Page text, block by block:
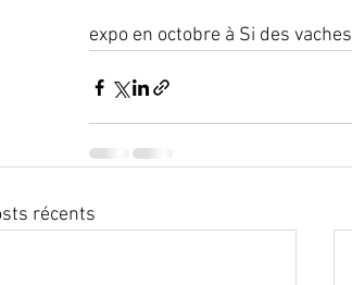
expo en octobre à Si des
récents